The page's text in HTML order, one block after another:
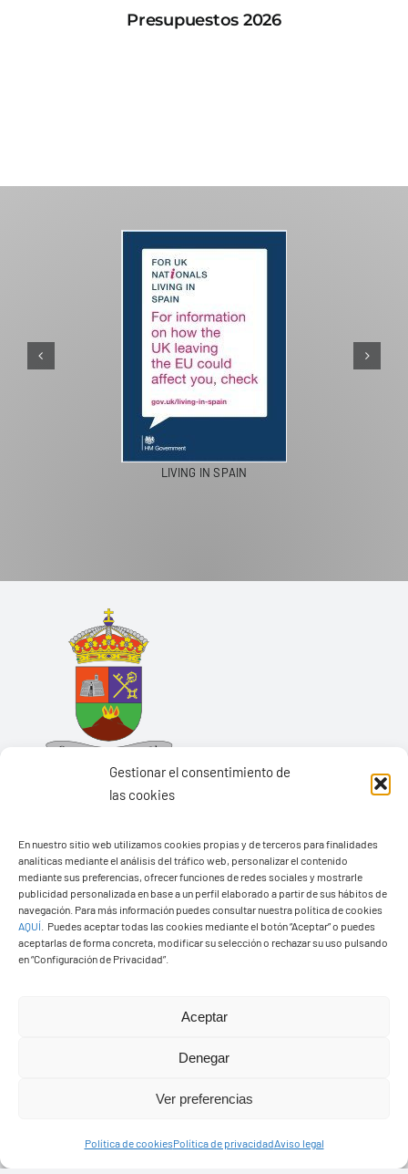
Gestionar el consentimiento de
las cookies
En nuestro sitio web utilizamos cookies propias y de terceros para finalidades
analíticas mediante el análisis del tráfico web, personalizar el contenido
mediante sus preferencias, ofrecer funciones de redes sociales y mostrarle
publicidad personalizada en base a un perfil elaborado a partir de sus hábitos de
navegación. Para más información puedes consultar nuestra política de cookies
AQUÍ
Puedes aceptar todas las cookies mediante el botón “Aceptar” o puedes
aceptarlas de forma concreta, modificar su selección o rechazar su uso pulsando
en “Configuración de Privacidad”.
Aceptar
Denegar
Ver preferencias
Política de cookiesPolítica de privacidadAviso legal
Presupuestos 2026
LIVING IN SPAIN
Ayuntamiento de Yaiza
Pza. de Los Remedios, 1
35570 – Yaiza
Tel:928 83 62 20
© Copyright2026 Ayuntamiento de Yaiza - Todos los